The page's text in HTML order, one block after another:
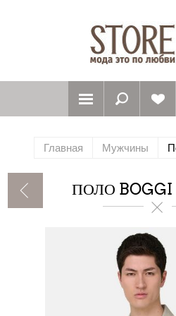
Главная Мужчины
ПОЛО